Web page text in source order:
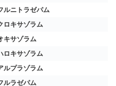
ルニトラゼパム
ロキサゾラム
キサゾラム
ロキサゾラム
ルプラゾラム
ルラゼパム